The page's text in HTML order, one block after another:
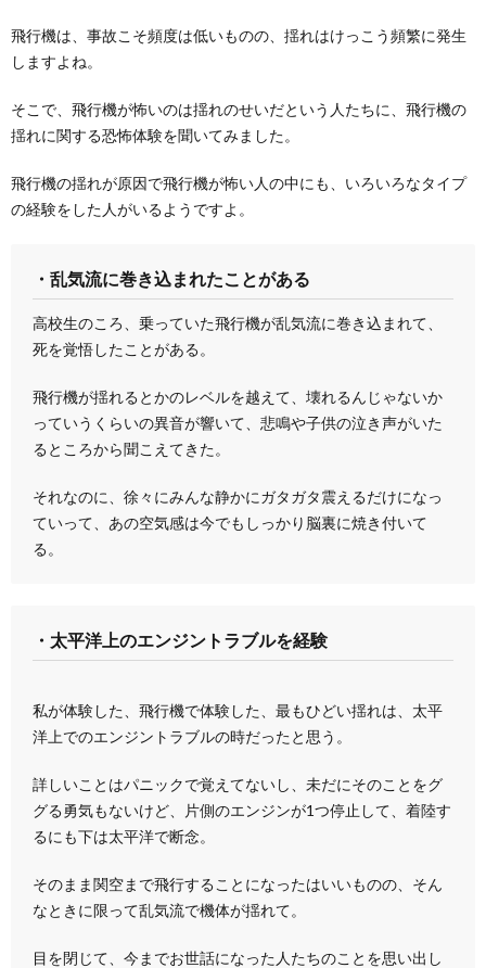
飛行機は、事故こそ頻度は低いものの、揺れはけっこう頻繁に発生
しますよね。
そこで、飛行機が怖いのは揺れのせいだという人たちに、飛行機の
揺れに関する恐怖体験を聞いてみました。
飛行機の揺れが原因で飛行機が怖い人の中にも、いろいろなタイプ
の経験をした人がいるようですよ。
・乱気流に巻き込まれたことがある
高校生のころ、乗っていた飛行機が乱気流に巻き込まれて、
死を覚悟したことがある。
飛行機が揺れるとかのレベルを越えて、壊れるんじゃないか
っていうくらいの異音が響いて、悲鳴や子供の泣き声がいた
るところから聞こえてきた。
それなのに、徐々にみんな静かにガタガタ震えるだけになっ
ていって、あの空気感は今でもしっかり脳裏に焼き付いて
る。
・太平洋上のエンジントラブルを経験
私が体験した、飛行機で体験した、最もひどい揺れは、太平
洋上でのエンジントラブルの時だったと思う。
詳しいことはパニックで覚えてないし、未だにそのことをグ
グる勇気もないけど、片側のエンジンが1つ停止して、着陸す
るにも下は太平洋で断念。
そのまま関空まで飛行することになったはいいものの、そん
なときに限って乱気流で機体が揺れて。
目を閉じて、今までお世話になった人たちのことを思い出し